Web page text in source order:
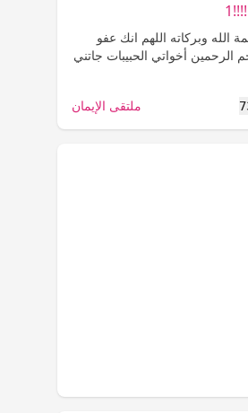
الله وبركاته اللهم انك عفو
الرحمين أخواتي الحبيبات جاتني
ملتقى الإيمان